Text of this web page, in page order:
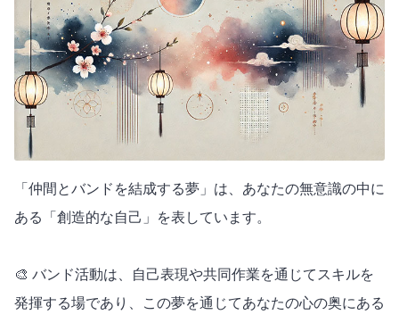
「仲間とバンドを結成する夢」は、あなたの無意識の中に
ある「創造的な自己」を表しています。
🎨 バンド活動は、自己表現や共同作業を通じてスキルを
発揮する場であり、この夢を通じてあなたの心の奥にある